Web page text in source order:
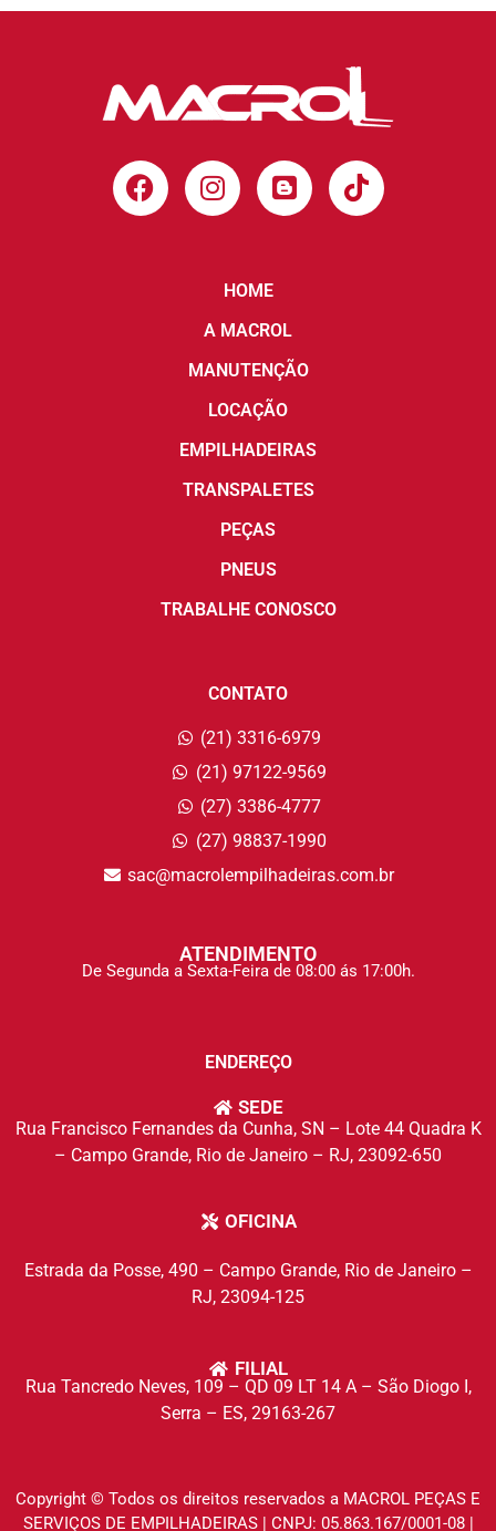
HOME
A MACROL
MANUTENÇÃO
LOCAÇÃO
EMPILHADEIRAS
TRANSPALETES
PEÇAS
PNEUS
TRABALHE CONOSCO
CONTATO
(21) 3316-6979
(21) 97122-9569
(27) 3386-4777
(27) 98837-1990
sac@macrolempilhadeiras.com.br
ATENDIMENTO
De Segunda a Sexta-Feira de 08:00 ás 17:00h.
ENDEREÇO
SEDE
Rua Francisco Fernandes da Cunha, SN – Lote 44 Quadra K
– Campo Grande, Rio de Janeiro – RJ, 23092-650
OFICINA
Estrada da Posse, 490 – Campo Grande, Rio de Janeiro –
RJ, 23094-125
FILIAL
Rua Tancredo Neves, 109 – QD 09 LT 14 A – São Diogo I,
Serra – ES, 29163-267
Copyright © Todos os direitos reservados a MACROL PEÇAS E
SERVIÇOS DE EMPILHADEIRAS | CNPJ: 05.863.167/0001-08 |